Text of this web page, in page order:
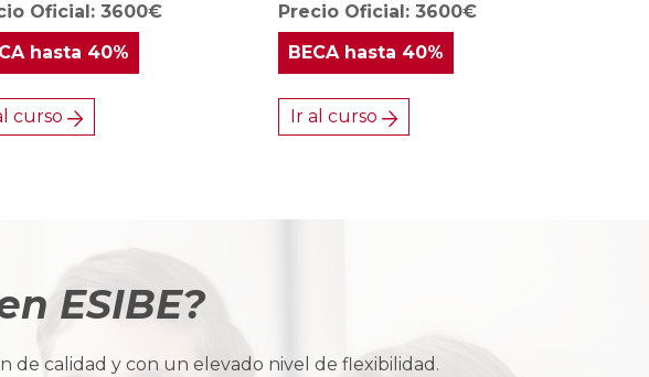
Oficial: 3600€
hasta 40%
curso
Precio Oficial: 3600€
BECAhasta 40%
Ir al curso
ESIBE?
de calidad y con un elevado nivel de flexibilidad.